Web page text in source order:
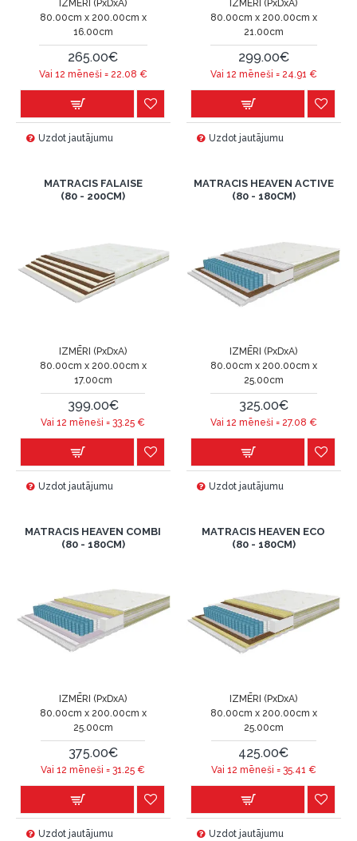
IZMĒRI (PxDxA)
80.00cm x 200.00cm x
16.00cm
265.00€
Vai 12 mēneši = 22.08 €
Uzdot jautājumu
IZMĒRI (PxDxA)
80.00cm x 200.00cm x
21.00cm
299.00€
Vai 12 mēneši = 24.91 €
Uzdot jautājumu
MATRACIS FALAISE
(80 - 200CM)
IZMĒRI (PxDxA)
80.00cm x 200.00cm x
17.00cm
399.00€
Vai 12 mēneši =33.25 €
Uzdot jautājumu
MATRACIS HEAVEN ACTIVE
(80 - 180CM)
IZMĒRI (PxDxA)
80.00cm x 200.00cm x
25.00cm
325.00€
Vai 12 mēneši = 27.08 €
Uzdot jautājumu
MATRACIS HEAVEN COMBI
(80 - 180CM)
IZMĒRI (PxDxA)
80.00cm x 200.00cm x
25.00cm
375.00€
Vai 12 mēneši =31.25 €
Uzdot jautājumu
MATRACIS HEAVEN ECO
(80 - 180CM)
IZMĒRI (PxDxA)
80.00cm x 200.00cm x
25.00cm
425.00€
Vai 12 mēneši = 35.41 €
Uzdot jautājumu